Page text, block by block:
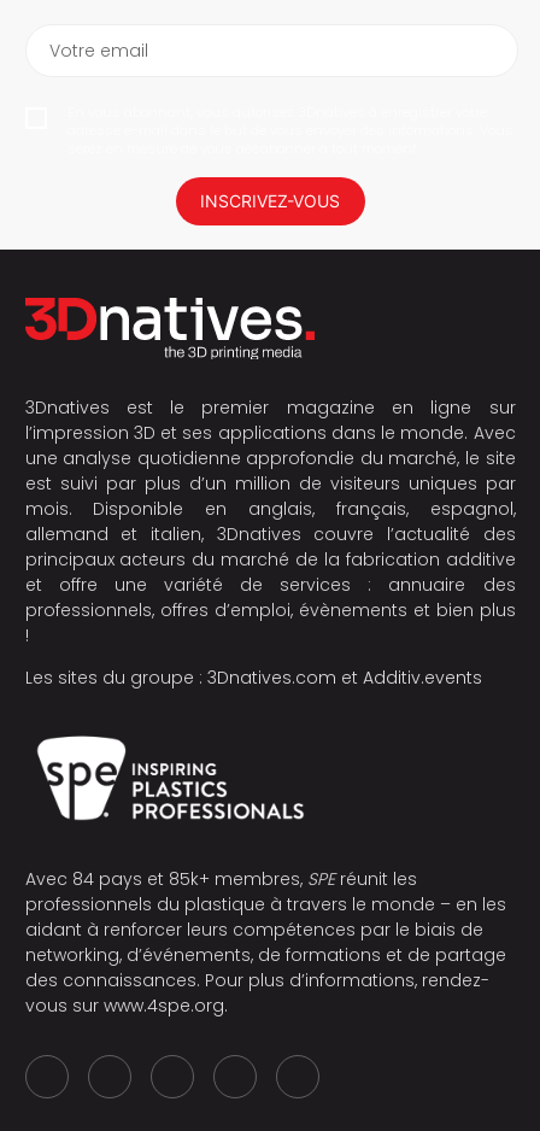
Votre email
INSCRIVEZ-VOUS
3Dnatives est le premier magazine en ligne sur
l’impression 3D et ses applications dans le monde. Avec
une analyse quotidienne approfondie du marché, le site
est suivi par plus d’un million de visiteurs uniques par
mois. Disponible en anglais, français, espagnol,
allemand et italien, 3Dnatives couvre l’actualité des
principaux acteurs du marché de la fabrication additive
et offre une variété de services : annuaire des
professionnels, offres d’emploi, évènements et bien plus
!
Les sites du groupe : 3Dnatives.com et Additiv.events
Avec 84 pays et 85k+ membres, SPEréunit les
professionnels du plastique à travers le monde – en les
aidant à renforcer leurs compétences par le biais de
networking, d’événements, de formations et de partage
des connaissances. Pour plus d’informations, rendez-
vous sur www.4spe.org.